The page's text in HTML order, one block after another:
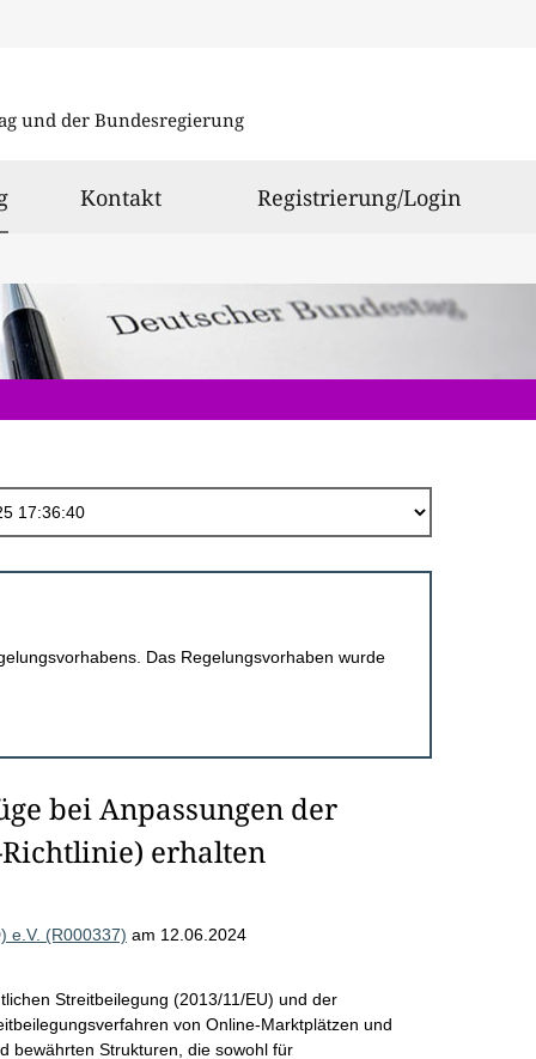
und der Bundesregierung
ausgewählt
Kontakt Registrierung/Login
Das Regelungsvorhaben wurde
bei Anpassungen der
Richtlinie) erhalten
e.V. (R000337) am 12.06.2024
Streitbeilegung (2013/11/EU) und der
von Online-Marktplätzen und
bewährten Strukturen, die sowohl für